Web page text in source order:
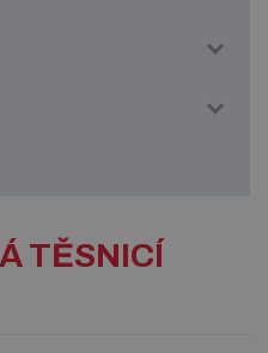
TĚSNICÍ